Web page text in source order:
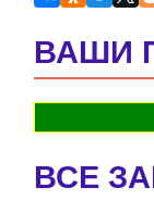
ВАШИ
ВСЕ